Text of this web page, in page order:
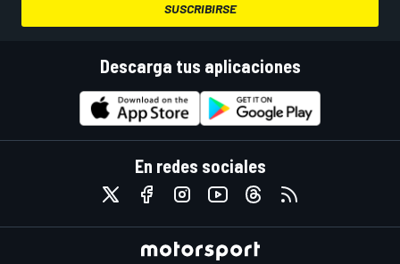
SUSCRIBIRSE
Descarga tus aplicaciones
En redes sociales